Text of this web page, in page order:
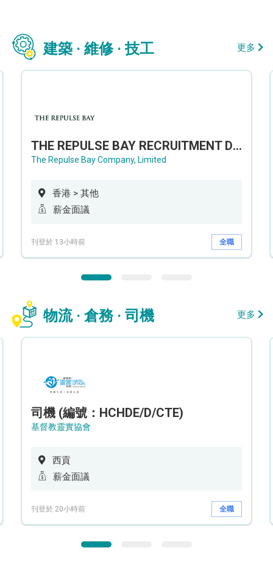
建築 · 維修 · 技工 更多
THE REPULSE BAY RECRUITMENT DAY 淺水灣影灣園人才招聘會
The Repulse Bay Company, Limited
香港 > 其他
薪金面議
刊登於 13小時前 全職
物流 · 倉務 · 司機 更多
司機 (編號：HCHDE/D/CTE)
基督教靈實協會
西貢
薪金面議
刊登於 20小時前 全職